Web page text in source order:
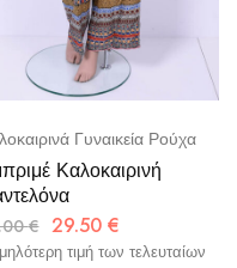
Γυναικεία Ρούχα
Καλοκαιρινή
€ 29.50 €
τιμή των τελευταίων